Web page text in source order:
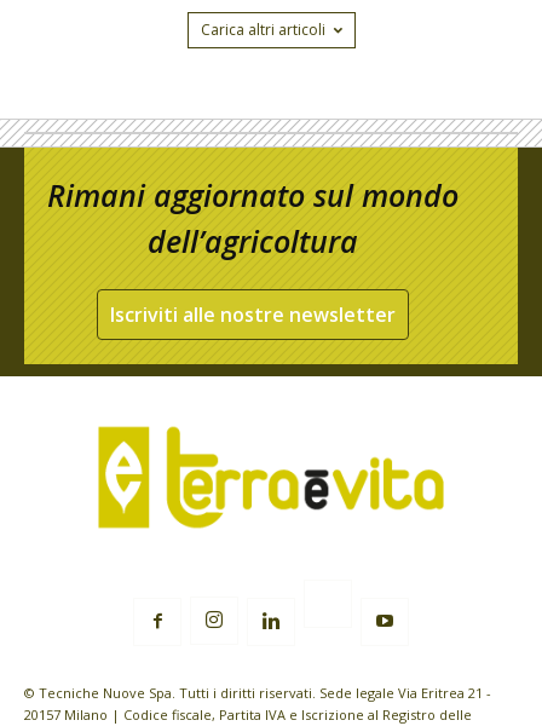
Carica altri articoli
Rimani aggiornato sul mondo
dell’agricoltura
Iscriviti alle nostre newsletter
© Tecniche Nuove Spa. Tutti i diritti riservati. Sede legale Via Eritrea 21 -
20157 Milano | Codice fiscale, Partita IVA e Iscrizione al Registro delle